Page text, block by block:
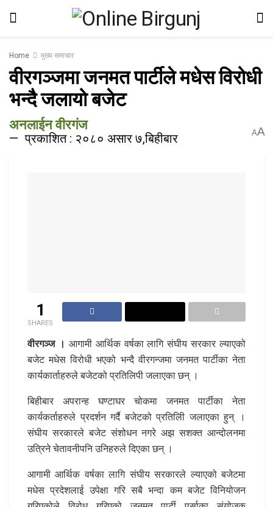
Home मुख्य समाचार
वीरगञ्जमा जनमत पार्टीले मधेस विरोधी
भन्दै जलायो बजेट
अनलाईन वीरगंज
प्रकाशित : २०८० असार ७,बिहीबार AA
1
SHARES
वीरगञ्ज । आगामी आर्थिक वर्षका लागि संघीय सरकार ल्याएको
बजेट मधेस विरोधी भएको भन्दै वीरगन्जमा जनमत पार्टीका नेता
कार्यकार्ताहरुले बजेटको प्रतिलिपी जलाएका छन् ।
बिहीबार अपरान्ह घण्टाघर चोकमा जनमत पार्टीका नेता
कार्यकर्ताहरुले प्रदर्शन गर्दै बजेटको प्रतिलिी जलाएका हुन् ।
संघीय सरकारले बजेट संशोधन नगरे अझ सशक्त आन्दोलनमा
उत्रिने चेतावनीपनि उनिहरुले दिएका छन् ।
आगामी आर्थिक वर्षका लागि संघीय सरकारले ल्याएको बजेटमा
मधेस प्रदेशलाई उपेक्षा गरि सबै भन्दा कम बजेट विनियोजन